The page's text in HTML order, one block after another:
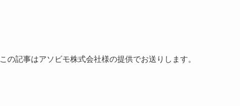
この記事はアソビモ株式会社様の提供でお送りします。